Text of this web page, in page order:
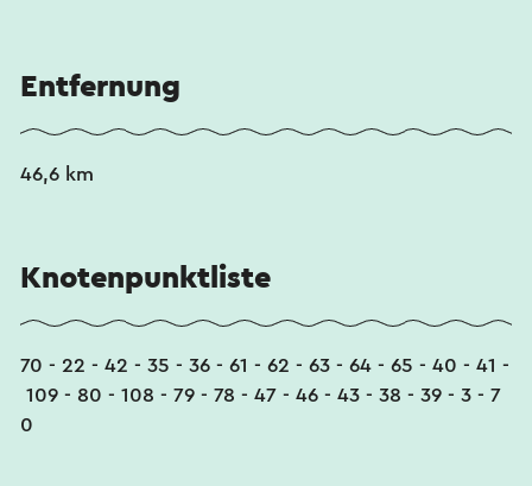
Entfernung
46,6 km
Knotenpunktliste
70 - 22 - 42 - 35 - 36 - 61 - 62 - 63 - 64 - 65 - 40 - 41 -
109 - 80 - 108 - 79 - 78 - 47 - 46 - 43 - 38 - 39 - 3 - 7
0